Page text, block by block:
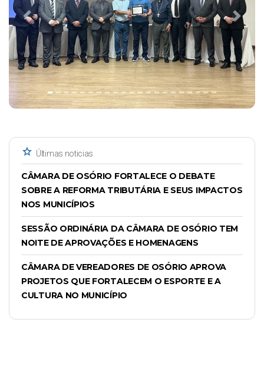
Previous Next
star Últimas noticias
CÂMARA DE OSÓRIO FORTALECE O DEBATE
SOBRE A REFORMA TRIBUTÁRIA E SEUS IMPACTOS
NOS MUNICÍPIOS
SESSÃO ORDINÁRIA DA CÂMARA DE OSÓRIO TEM
NOITE DE APROVAÇÕES E HOMENAGENS
CÂMARA DE VEREADORES DE OSÓRIO APROVA
PROJETOS QUE FORTALECEM O ESPORTE E A
CULTURA NO MUNICÍPIO